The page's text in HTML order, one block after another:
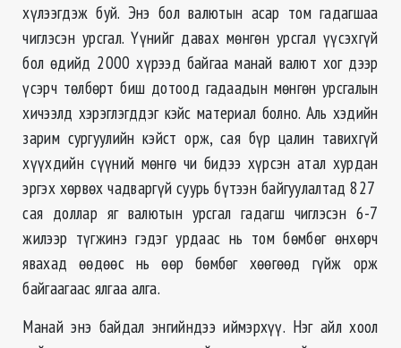
хүлээгдэж буй. Энэ бол валютын асар том гадагшаа
чиглэсэн урсгал. Үүнийг давах мөнгөн урсгал үүсэхгүй
бол өдийд 2000 хүрээд байгаа манай валют хог дээр
үсэрч төлбөрт биш дотоод гадаадын мөнгөн урсгалын
хичээлд хэрэглэгддэг кэйс материал болно. Аль хэдийн
зарим сургуулийн кэйст орж, сая бүр цалин тавихгүй
хүүхдийн сүүний мөнгө чи бидээ хүрсэн атал хурдан
эргэх хөрвөх чадваргүй суурь бүтээн байгуулалтад 827
сая доллар яг валютын урсгал гадагш чиглэсэн 6-7
жилээр түгжинэ гэдэг урдаас нь том бөмбөг өнхөрч
явахад өөдөөс нь өөр бөмбөг хөөгөөд гүйж орж
байгаагаас ялгаа алга.
Манай энэ байдал энгийндээ иймэрхүү. Нэг айл хоол